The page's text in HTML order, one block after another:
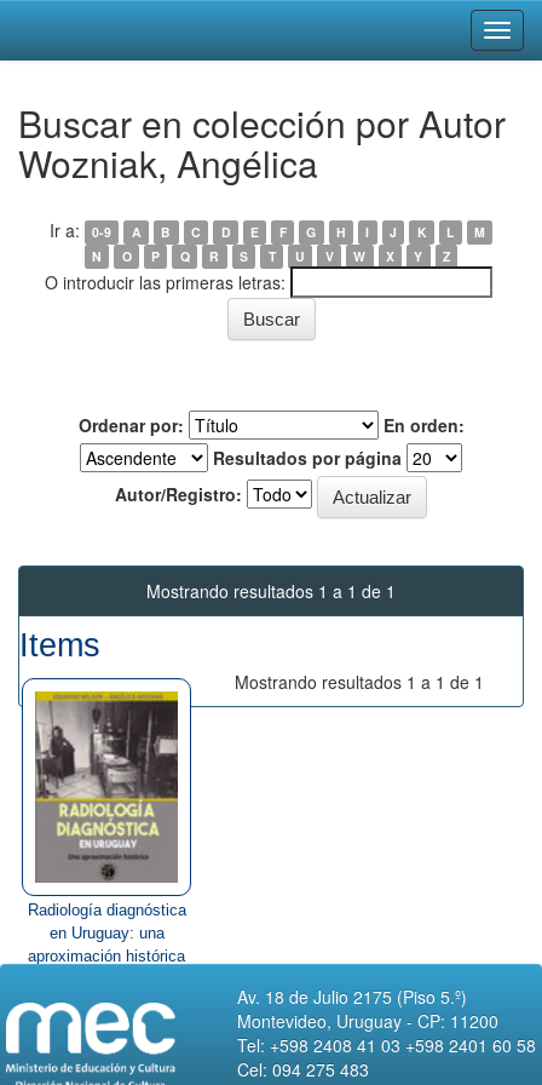
navigation
Buscar en colección por Autor
Wozniak, Angélica
Ir a: 0-9 A B C D E F G H I J K L
M
N
O P Q R S T U V W X Y Z
O introducir las primeras letras:
Ordenar por:
En orden:
Resultados por página
Autor/Registro:
Mostrando resultados 1 a 1 de 1
Items
Radiología diagnóstica
en Uruguay: una
aproximación histórica
Mostrando resultados 1 a 1 de 1
Av. 18 de Julio 2175 (Piso 5.º)
Montevideo, Uruguay - CP: 11200
Tel: +598 2408 41 03 +598 2401 60 58
Cel: 094 275 483